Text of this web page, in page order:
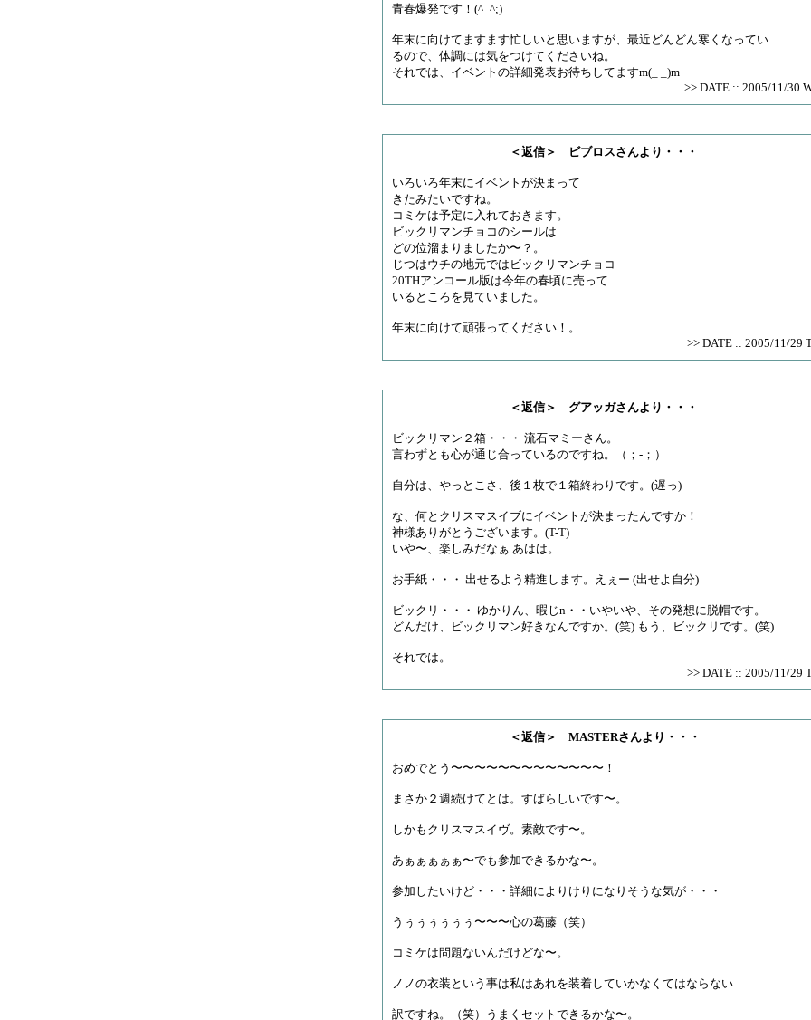
青春爆発です！(^_^;)
年末に向けてますます忙しいと思いますが、最近どんどん寒くなってい
るので、体調には気をつけてくださいね。
それでは、イベントの詳細発表お待ちしてますm(_ _)m
>> DATE :: 2005/11/30
＜返信＞ ビブロスさんより・・・
いろいろ年末にイベントが決まって
きたみたいですね。
コミケは予定に入れておきます。
ビックリマンチョコのシールは
どの位溜まりましたか〜？。
じつはウチの地元ではビックリマンチョコ
20THアンコール版は今年の春頃に売って
いるところを見ていました。
年末に向けて頑張ってください！。
>> DATE :: 2005/11/29
＜返信＞ グアッガさんより・・・
ビックリマン２箱・・・ 流石マミーさん。
言わずとも心が通じ合っているのですね。（；-；）
自分は、やっとこさ、後１枚で１箱終わりです。(遅っ)
な、何とクリスマスイブにイベントが決まったんですか！
神様ありがとうございます。(T-T)
いや〜、楽しみだなぁ あはは。
お手紙・・・ 出せるよう精進します。えぇー (出せよ自分)
ビックリ・・・ ゆかりん、暇じn・・いやいや、その発想に脱帽です。
どんだけ、ビックリマン好きなんですか。(笑) もう、ビックリです。(笑)
それでは。
>> DATE :: 2005/11/29
＜返信＞ MASTERさんより・・・
おめでとう〜〜〜〜〜〜〜〜〜〜〜〜〜！
まさか２週続けてとは。すばらしいです〜。
しかもクリスマスイヴ。素敵です〜。
あぁぁぁぁぁ〜でも参加できるかな〜。
参加したいけど・・・詳細によりけりになりそうな気が・・・
うぅぅぅぅぅぅ〜〜〜心の葛藤（笑）
コミケは問題ないんだけどな〜。
ノノの衣装という事は私はあれを装着していかなくてはならない
訳ですね。（笑）うまくセットできるかな〜。